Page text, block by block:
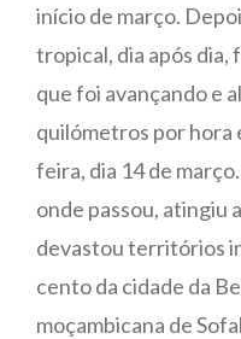
início de março.
tropical, dia após dia,
que foi avançando e
quilómetros por hora
feira, dia 14 de
onde passou, atingiu
devastou territórios
cento da cidade da
moçambicana de